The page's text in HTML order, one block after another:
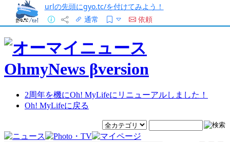
urlの先頭にgyo.tc/を付けてみよう！
通常
依頼